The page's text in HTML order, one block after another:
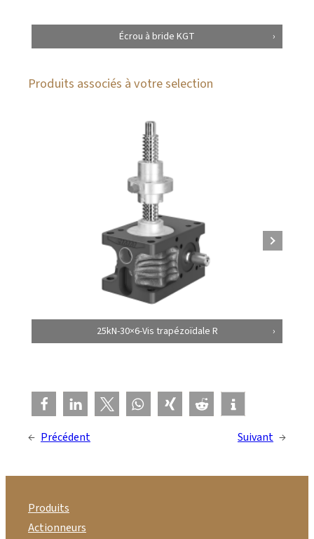
Écrou à bride KGT
Produits associés à votre selection
25kN-30×6-Vis trapézoïdale R
← Précédent Suivant →
Produits
Actionneurs